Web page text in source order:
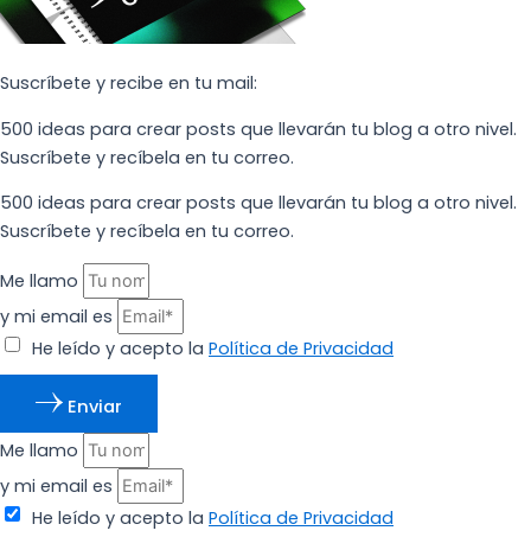
Suscríbete y recibe en tu mail:
500 ideas para crear posts que llevarán tu blog a otro nivel.
Suscríbete y recíbela en tu correo.
500 ideas para crear posts que llevarán tu blog a otro nivel.
Suscríbete y recíbela en tu correo.
Me llamo
y mi email es
He leído y acepto la Política de Privacidad
Enviar
Me llamo
y mi email es
He leído y acepto la Política de Privacidad